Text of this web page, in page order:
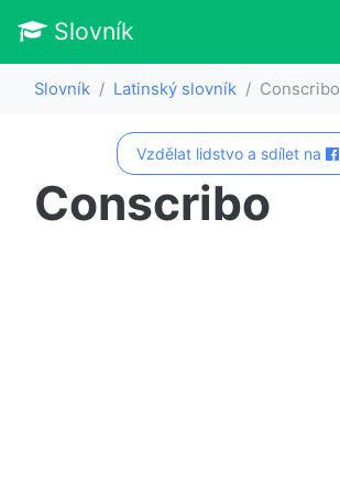
Slovník
Slovník Latinský slovník Conscribo
Vzdělat lidstvo a sdílet na
Conscribo